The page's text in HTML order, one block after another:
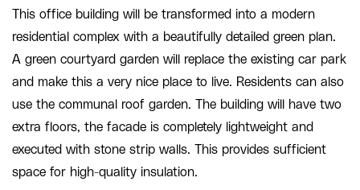
This office building will be transformed into a modern
residential complex with a beautifully detailed green plan.
A green courtyard garden will replace the existing car park
and make this a very nice place to live. Residents can also
use the communal roof garden. The building will have two
extra floors, the facade is completely lightweight and
executed with stone strip walls. This provides sufficient
space for high-quality insulation.